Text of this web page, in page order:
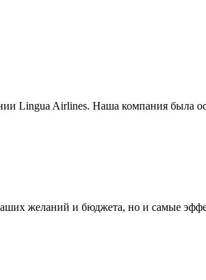
Lingua Airlines. Наша компания была
желаний и бюджета, но и самые